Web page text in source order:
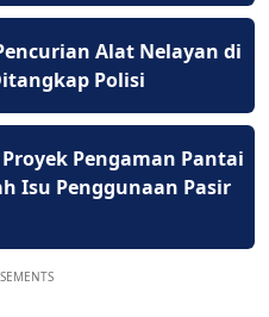
Alat Nelayan di
Polisi
Pengaman Pantai
Isu Penggunaan Pasir